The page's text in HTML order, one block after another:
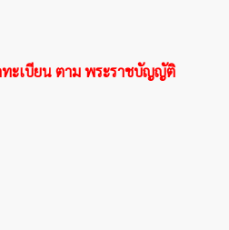
ทะเบียน ตาม พระราชบัญญัติ